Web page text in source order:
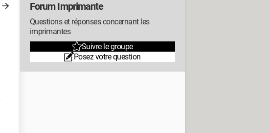
Forum Imprimante
Questions et réponses concernant les
imprimantes
Suivre le groupe
Posez votre question